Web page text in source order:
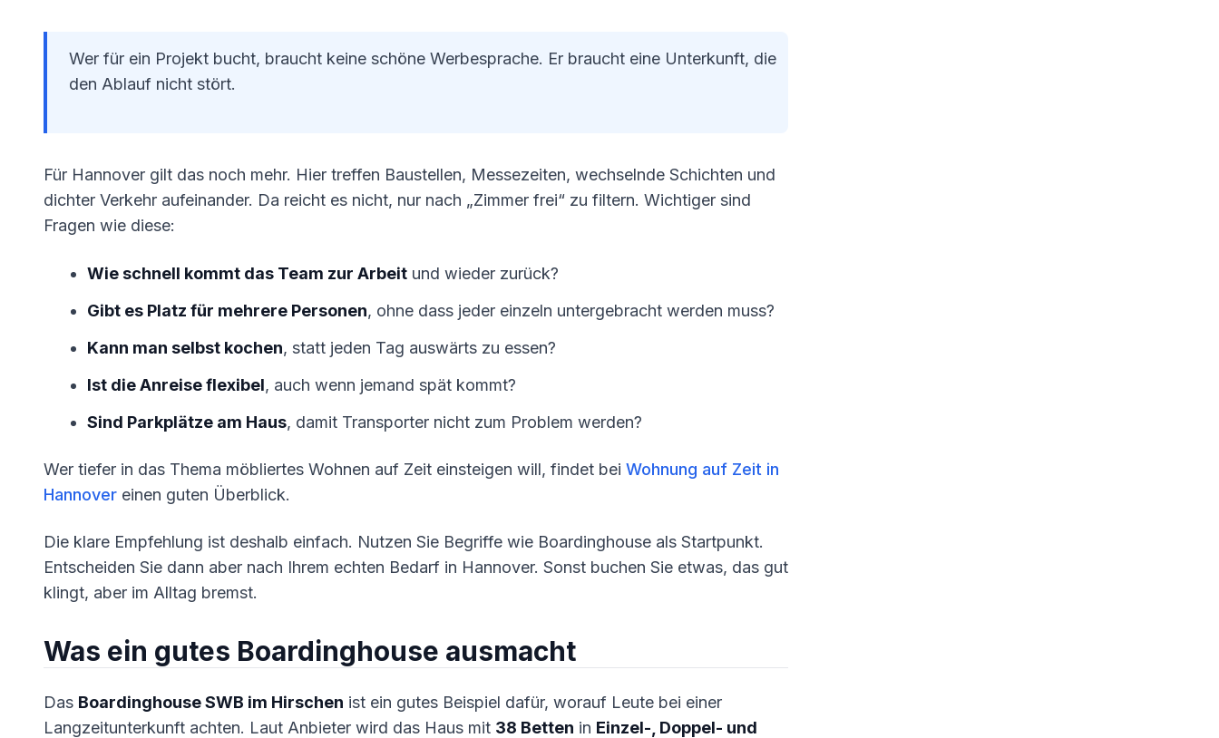
Wer für ein Projekt bucht, braucht keine schöne Werbesprache. Er braucht eine Unterkunft, die
den Ablauf nicht stört.
Für Hannover gilt das noch mehr. Hier treffen Baustellen, Messezeiten, wechselnde Schichten und
dichter Verkehr aufeinander. Da reicht es nicht, nur nach „Zimmer frei“ zu filtern. Wichtiger sind
Fragen wie diese:
Wie schnell kommt das Team zur Arbeit und wieder zurück?
Gibt es Platz für mehrere Personen, ohne dass jeder einzeln untergebracht werden muss?
Kann man selbst kochen, statt jeden Tag auswärts zu essen?
Ist die Anreise flexibel, auch wenn jemand spät kommt?
Sind Parkplätze am Haus, damit Transporter nicht zum Problem werden?
Wer tiefer in das Thema möbliertes Wohnen auf Zeit einsteigen will, findet bei Wohnung auf Zeit in
Hannover einen guten Überblick.
Die klare Empfehlung ist deshalb einfach. Nutzen Sie Begriffe wie Boardinghouse als Startpunkt.
Entscheiden Sie dann aber nach Ihrem echten Bedarf in Hannover. Sonst buchen Sie etwas, das gut
klingt, aber im Alltag bremst.
Was ein gutes Boardinghouse ausmacht
Das Boardinghouse SWB im Hirschen ist ein gutes Beispiel dafür, worauf Leute bei einer
Langzeitunterkunft achten. Laut Anbieter wird das Haus mit 38 Betten in Einzel-, Doppel- und